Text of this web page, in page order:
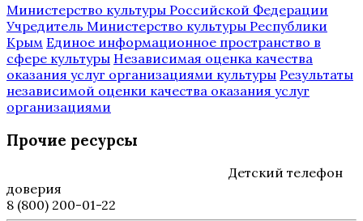
Министерство культуры Российской Федерации
Учредитель Министерство культуры Республики
Крым Единое информационное пространство в
сфере культуры Независимая оценка качества
оказания услуг организациями культуры Результаты
независимой оценки качества оказания услуг
организациями
Прочие ресурсы
Детский телефон
доверия
8 (800) 200-01-22